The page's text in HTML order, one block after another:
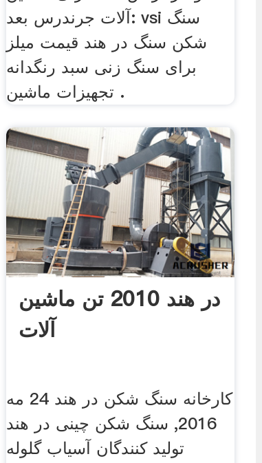
آلات جرندرس بعد: vsi سنگ
شکن سنگ در هند قیمت میلز
برای سنگ زنی سبد رنگدانه
تجهیزات ماشین .
در هند 2010 تن ماشین
آلات
کارخانه سنگ شکن در هند 24 مه
2016, سنگ شکن چینی در هند
تولید کنندگان آسیاب گلوله